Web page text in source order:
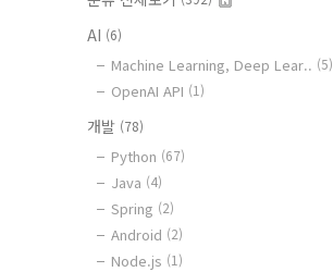
AI (6)
Machine Learning, Deep Lear.. (5)
OpenAI API (1)
개발 (78)
Python (67)
Java (4)
Spring (2)
Android (2)
Node.js (1)